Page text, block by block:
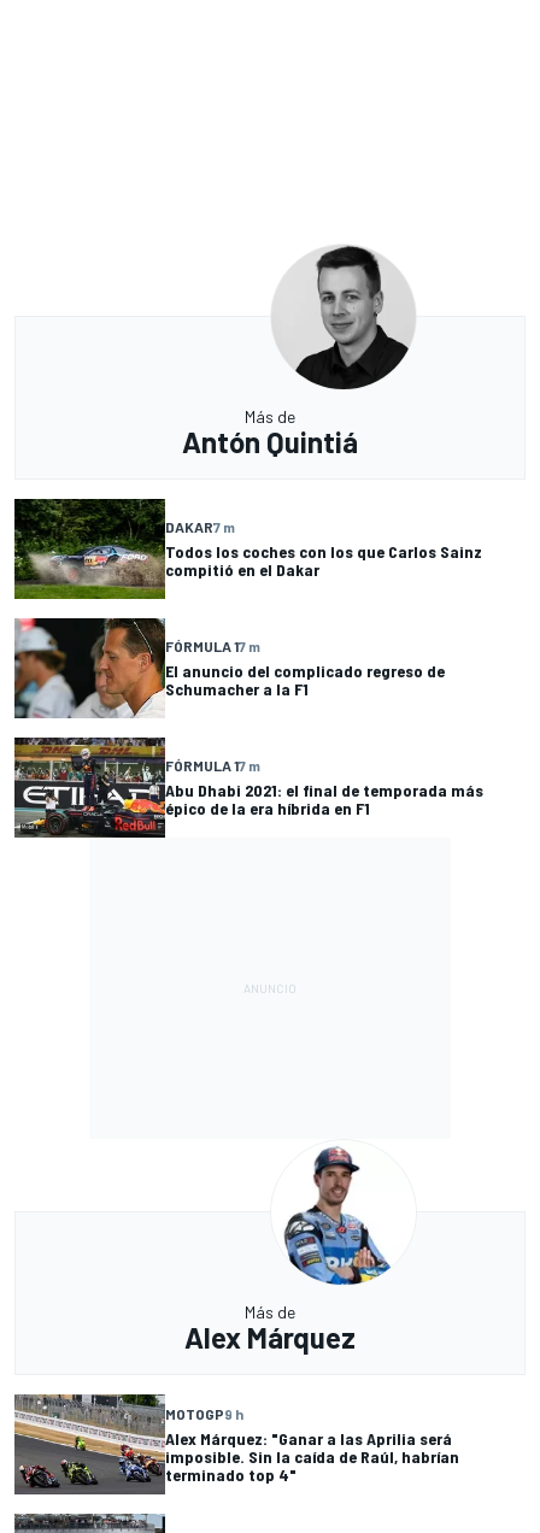
Más de
Antón Quintiá
DAKAR7 m
Todos los coches con los que Carlos Sainz
compitió en el Dakar
FÓRMULA 17 m
El anuncio del complicado regreso de
Schumacher a la F1
FÓRMULA 17 m
Abu Dhabi 2021: el final de temporada más
épico de la era híbrida en F1
Más de
Alex Márquez
MOTOGP9 h
Alex Márquez: "Ganar a las Aprilia será
imposible. Sin la caída de Raúl, habrían
terminado top 4"